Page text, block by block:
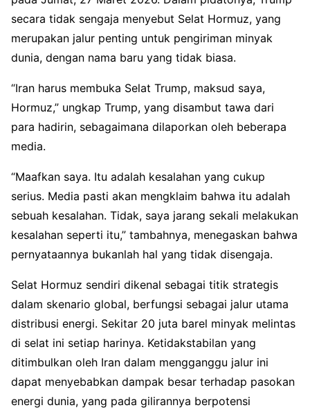
secara tidak sengaja menyebut Selat Hormuz, yang
merupakan jalur penting untuk pengiriman minyak
dunia, dengan nama baru yang tidak biasa.
“Iran harus membuka Selat Trump, maksud saya,
Hormuz,” ungkap Trump, yang disambut tawa dari
para hadirin, sebagaimana dilaporkan oleh beberapa
media.
“Maafkan saya. Itu adalah kesalahan yang cukup
serius. Media pasti akan mengklaim bahwa itu adalah
sebuah kesalahan. Tidak, saya jarang sekali melakukan
kesalahan seperti itu,” tambahnya, menegaskan bahwa
pernyataannya bukanlah hal yang tidak disengaja.
Selat Hormuz sendiri dikenal sebagai titik strategis
dalam skenario global, berfungsi sebagai jalur utama
distribusi energi. Sekitar 20 juta barel minyak melintas
di selat ini setiap harinya. Ketidakstabilan yang
ditimbulkan oleh Iran dalam mengganggu jalur ini
dapat menyebabkan dampak besar terhadap pasokan
energi dunia, yang pada gilirannya berpotensi